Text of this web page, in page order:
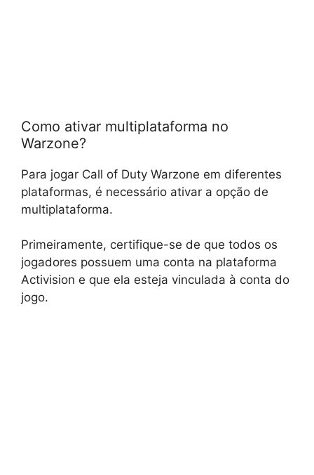
Como ativar multiplataforma no
Warzone?
Para jogar Call of Duty Warzone em diferentes
plataformas, é necessário ativar a opção de
multiplataforma.
Primeiramente, certifique-se de que todos os
jogadores possuem uma conta na plataforma
Activision e que ela esteja vinculada à conta do
jogo.